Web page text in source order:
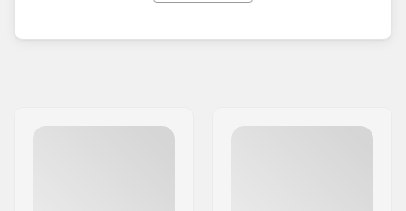
pièces sont interchangeables et peuvent